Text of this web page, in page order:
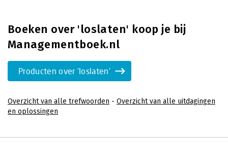
Boeken over 'loslaten' koop je bij
Managementboek.nl
Producten over 'loslaten'
Overzicht van alle trefwoorden - Overzicht van alle uitdagingen
en oplossingen